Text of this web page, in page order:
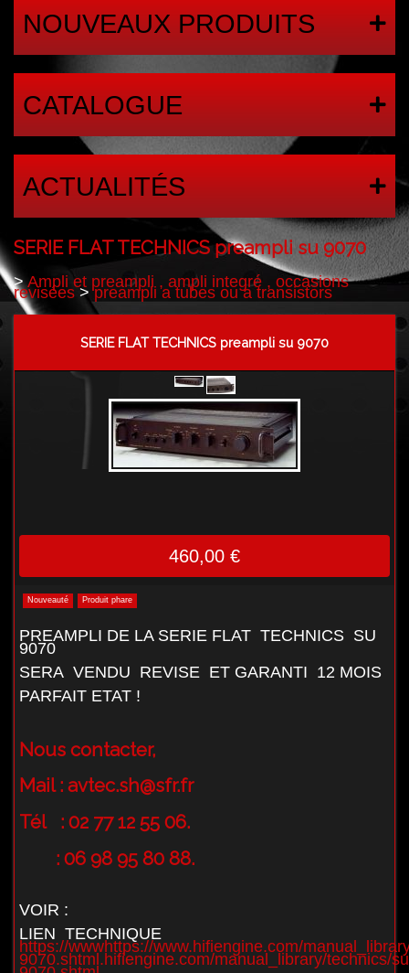
NOUVEAUX PRODUITS
CATALOGUE
ACTUALITÉS
SERIE FLAT TECHNICS preampli su 9070
>Ampli et preampli , ampli integré , occasions
revisées>preampli a tubes ou a transistors
SERIE FLAT TECHNICS preampli su 9070
460,00 €
Nouveauté Produit phare
PREAMPLI DE LA SERIE FLAT TECHNICS SU
9070
SERA VENDU REVISE ET GARANTI 12 MOIS
PARFAIT ETAT !
Nous contacter,
Mail : avtec.sh@sfr.fr
Tél : 02 77 12 55 06.
: 06 98 95 80 88.
VOIR :
LIEN TECHNIQUE
https://wwwhttps://www.hifiengine.com/
9070.shtml.hifiengine.com/manual_library/technics/